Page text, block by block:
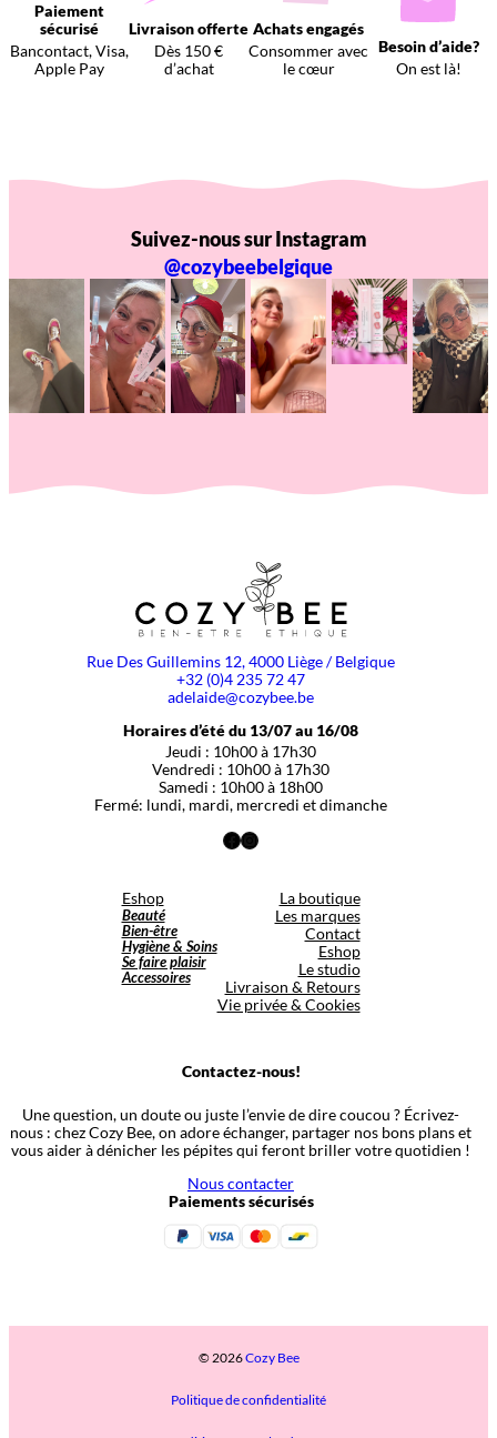
Paiement
sécurisé
Bancontact, Visa,
Apple Pay
Livraison offerte
Dès 150 €
d’achat
Achats engagés
Consommer avec
le cœur
Besoin d’aide?
On est là!
Suivez-nous sur Instagram
@cozybeebelgique
Rue Des Guillemins 12, 4000 Liège / Belgique
+32 (0)4 235 72 47
adelaide@cozybee.be
Horaires d’été du 13/07 au 16/08
Jeudi : 10h00 à 17h30
Vendredi : 10h00 à 17h30
Samedi : 10h00 à 18h00
Fermé: lundi, mardi, mercredi et dimanche
Facebook
Instagram
Eshop
Beauté
Bien-être
Hygiène & Soins
Se faire plaisir
Accessoires
La boutique
Les marques
Contact
Eshop
Le studio
Livraison & Retours
Vie privée & Cookies
Contactez-nous!
Une question, un doute ou juste l’envie de dire coucou ? Écrivez-
nous : chez Cozy Bee, on adore échanger, partager nos bons plans et
vous aider à dénicher les pépites qui feront briller votre quotidien !
Nous contacter
Paiements sécurisés
© 2026Cozy Bee
Politique de confidentialité